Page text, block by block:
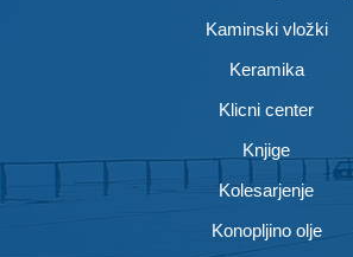
Kaminski vložki
Keramika
Klicni center
Knjige
Kolesarjenje
Konopljino olje